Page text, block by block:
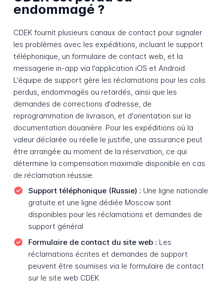
endommagé ?
CDEK fournit plusieurs canaux de contact pour signaler
les problèmes avec les expéditions, incluant le support
téléphonique, un formulaire de contact web, et la
messagerie in-app via l'application iOS et Android.
L'équipe de support gère les réclamations pour les colis
perdus, endommagés ou retardés, ainsi que les
demandes de corrections d'adresse, de
reprogrammation de livraison, et d'orientation sur la
documentation douanière. Pour les expéditions où la
valeur déclarée ou réelle le justifie, une assurance peut
être arrangée au moment de la réservation, ce qui
détermine la compensation maximale disponible en cas
de réclamation réussie.
Support téléphonique (Russie) : Une ligne nationale
gratuite et une ligne dédiée Moscow sont
disponibles pour les réclamations et demandes de
support général
Formulaire de contact du site web : Les
réclamations écrites et demandes de support
peuvent être soumises via le formulaire de contact
sur le site web CDEK